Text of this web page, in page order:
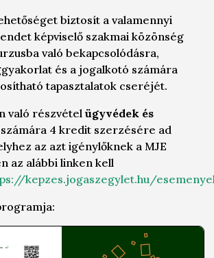
biztosít a valamennyi
képviselő szakmai közönség
való bekapcsolódásra,
és a jogalkotó számára
tapasztalatok cseréjét.
való részvétel ügyvédek és
számára 4 kredit szerzésére ad
az azt igénylőknek a MJE
az alábbi linken kell
kepzes.jogaszegylet.hu/